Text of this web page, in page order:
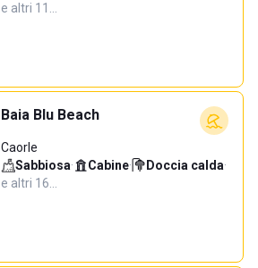
e altri 11…
Baia Blu Beach
Caorle
Sabbiosa· Cabine· Doccia calda·
e altri 16…